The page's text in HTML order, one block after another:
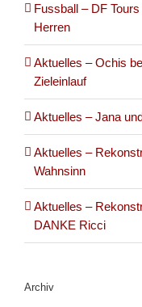
Fussball – DF
Herren
Aktuelles – Ochis
Zieleinlauf
Aktuelles – Jana
Aktuelles –
Wahnsinn
Aktuelles –
DANKE Ricci
Archiv